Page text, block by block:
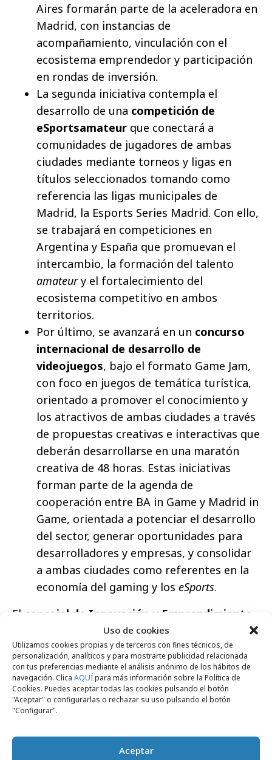
Uso de cookies
Utilizamos cookies propias y de terceros con fines técnicos, de
personalización, analíticos y para mostrarte publicidad relacionada
con tus preferencias mediante el análisis anónimo de los hábitos de
navegación. Clica AQUÍpara más información sobre la Política de
Cookies. Puedes aceptar todas las cookies pulsando el botón
"Aceptar" o configurarlas o rechazar su uso pulsando el botón
"Configurar".
Aceptar
Aires formarán parte de la aceleradora en
Madrid, con instancias de
acompañamiento, vinculación con el
ecosistema emprendedor y participación
en rondas de inversión.
La segunda iniciativa contempla el
desarrollo de una competición de
eSportsamateur que conectará a
comunidades de jugadores de ambas
ciudades mediante torneos y ligas en
títulos seleccionados tomando como
referencia las ligas municipales de
Madrid, la Esports Series Madrid. Con ello,
se trabajará en competiciones en
Argentina y España que promuevan el
intercambio, la formación del talento
amateury el fortalecimiento del
ecosistema competitivo en ambos
territorios.
Por último, se avanzará en un concurso
internacional de desarrollo de
videojuegos, bajo el formato Game Jam,
con foco en juegos de temática turística,
orientado a promover el conocimiento y
los atractivos de ambas ciudades a través
de propuestas creativas e interactivas que
deberán desarrollarse en una maratón
creativa de 48 horas. Estas iniciativas
forman parte de la agenda de
cooperación entre BA in Game y Madrid in
Game, orientada a potenciar el desarrollo
del sector, generar oportunidades para
desarrolladores y empresas, y consolidar
a ambas ciudades como referentes en la
economía del gaming y los eSports.
El concejal de Innovación y Emprendimiento
del Ayuntamiento de Madrid, Ángel Niño
, ha
afirmado que “Madrid y Buenos Aires
comparten una visión estratégica sobre el
potencial de la industria del videojuego como
motor de innovación y empleo”. “Estrechar
lazos entre ambos ecosistemas permitirá
intercambiar talento, conocimiento y
experiencia, fortaleciendo ambos proyectos”,